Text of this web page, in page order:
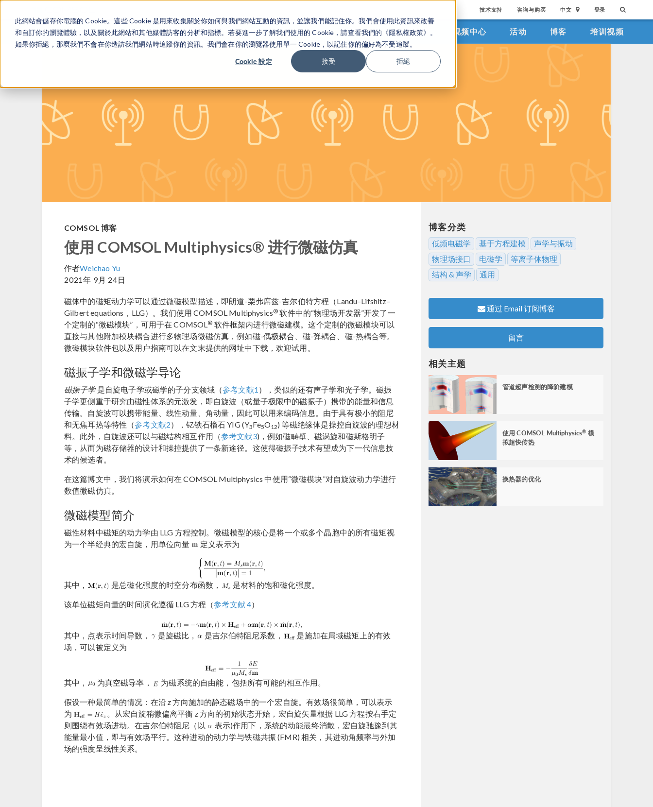
此網站會儲存你電腦的 Cookie。這些 Cookie 是用來收集關於你如何與我們網站互動的資訊，並讓我們能記住你。我們會使用此資訊來改善
和自訂你的瀏覽體驗，以及關於此網站和其他媒體訪客的分析和指標。若要進一步了解我們使用的 Cookie，請查看我們的《隱私權政策》。
如果你拒絕，那麼我們不會在你造訪我們網站時追蹤你的資訊。我們會在你的瀏覽器使用單一 Cookie，以記住你的偏好為不受追蹤。
Cookie 設定 接受 拒絕
技术支持 咨询与购买 中文 登录
产品 行业应用 视频中心 活动 博客 培训视频
COMSOL 博客
使用 COMSOL Multiphysics® 进行微磁仿真
作者Weichao Yu
2021年 9月 24日
磁体中的磁矩动力学可以通过微磁模型描述，即朗道-栗弗席兹-吉尔伯特方程（Landu–Lifshitz–
Gilbert equations，LLG）。我们使用 COMSOL Multiphysics® 软件中的“物理场开发器”开发了一
个定制的“微磁模块”，可用于在 COMSOL ® 软件框架内进行微磁建模。这个定制的微磁模块可以
直接与其他附加模块耦合进行多物理场微磁仿真，例如磁-偶极耦合、磁-弹耦合、磁-热耦合等。
微磁模块软件包以及用户指南可以在文末提供的网址中下载，欢迎试用。
磁振子学和微磁学导论
磁振子学是自旋电子学或磁学的子分支领域（参考文献1 ），类似的还有声子学和光子学。磁振
子学更侧重于研究由磁性体系的元激发，即自旋波（或量子极限中的磁振子）携带的能量和信息
传输。自旋波可以携带能量、线性动量、角动量，因此可以用来编码信息。由于具有极小的阻尼
和无焦耳热等特性（参考文献2），钇铁石榴石 YIG (Y3Fe5O12) 等磁绝缘体是操控自旋波的理想材
料。此外，自旋波还可以与磁结构相互作用（参考文献3)，例如磁畴壁、磁涡旋和磁斯格明子
等，从而为磁存储器的设计和操控提供了一条新途径。这使得磁振子技术有望成为下一代信息技
术的候选者。
在这篇博文中，我们将演示如何在 COMSOL Multiphysics 中使用“微磁模块”对自旋波动力学进行
数值微磁仿真。
微磁模型简介
磁性材料中磁矩的动力学由 LLG 方程控制。微磁模型的核心是将一个或多个晶胞中的所有磁矩视
为一个半经典的宏自旋，用单位向量
定义表示为
其中， 是总磁化强度的时空分布函数， 是材料的饱和磁化强度。
该单位磁矩向量的时间演化遵循 LLG 方程（参考文献 4）
其中，点表示时间导数， 是旋磁比， 是吉尔伯特阻尼系数，
是施加在局域磁矩上的有效
场，可以被定义为
其中， 为真空磁导率， 为磁系统的自由能，包括所有可能的相互作用。
假设一种最简单的情况：在沿z方向施加的静态磁场中的一个宏自旋。有效场很简单，可以表示
为
。从宏自旋稍微偏离平衡 z方向的初始状态开始，宏自旋矢量根据 LLG 方程按右手定
则围绕有效场进动。在吉尔伯特阻尼（以
表示)作用下，系统的动能最终消散，宏自旋驰豫到其
能量最小值，即与有效场平行。这种进动的动力学与铁磁共振 (FMR) 相关，其进动角频率与外加
场的强度呈线性关系。
博客分类
低频电磁学 基于方程建模
声学与振动
物理场接口
电磁学
等离子体物理
结构 & 声学
通用
通过 Email 订阅博客
留言
相关主题
管道超声检测的降阶建模
使用 COMSOL Multiphysics® 模
拟超快传热
换热器的优化